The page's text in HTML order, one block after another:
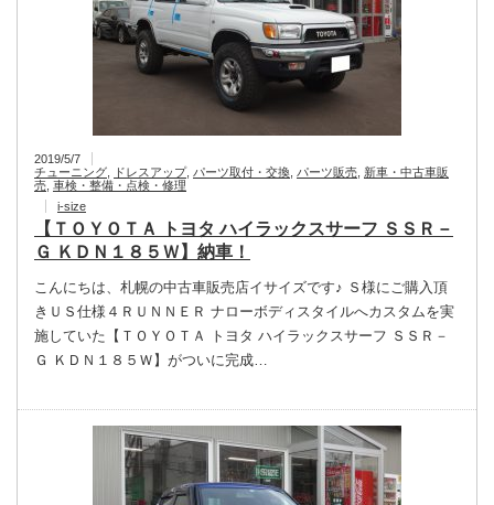
2019/5/7
チューニング
ドレスアップ, パーツ取付・交換 パーツ販売 新車・中古車販
売 車検・整備・点検・修理
i-size
【ＴＯＹＯＴＡ トヨタ ハイラックスサーフ ＳＳＲ－
Ｇ ＫＤＮ１８５Ｗ】納車！
こんにちは、札幌の中古車販売店イサイズです♪ Ｓ様にご購入頂
きＵＳ仕様４ＲＵＮＮＥＲ ナローボディスタイルへカスタムを実
施していた【ＴＯＹＯＴＡ トヨタ ハイラックスサーフ ＳＳＲ－
Ｇ ＫＤＮ１８５Ｗ】がついに完成…